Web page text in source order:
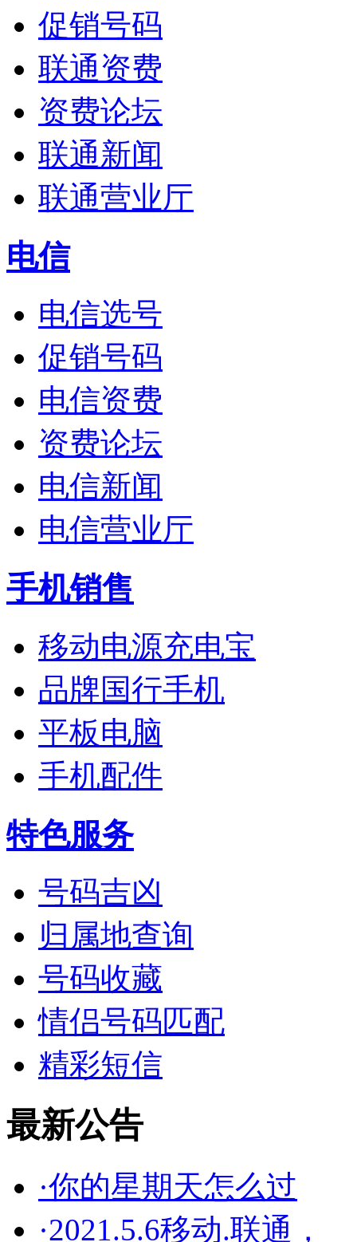
促销号码
联通资费
资费论坛
联通新闻
联通营业厅
电信
电信选号
促销号码
电信资费
资费论坛
电信新闻
电信营业厅
手机销售
移动电源充电宝
品牌国行手机
平板电脑
手机配件
特色服务
号码吉凶
归属地查询
号码收藏
情侣号码匹配
精彩短信
最新公告
·你的星期天怎么过
·2021.5.6移动.联通，